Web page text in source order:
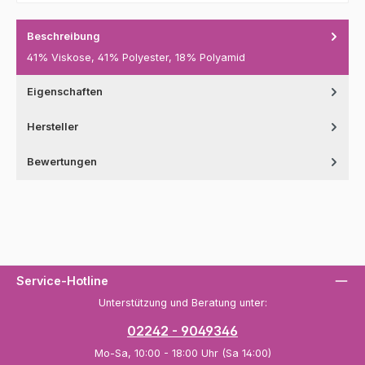
Beschreibung
41% Viskose, 41% Polyester, 18% Polyamid
Eigenschaften
Hersteller
Bewertungen
Service-Hotline
Unterstützung und Beratung unter:
02242 - 9049346
Mo-Sa, 10:00 - 18:00 Uhr (Sa 14:00)